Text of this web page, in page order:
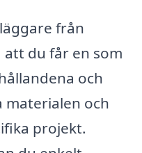
från
du får en som
och
materialen och
projekt.